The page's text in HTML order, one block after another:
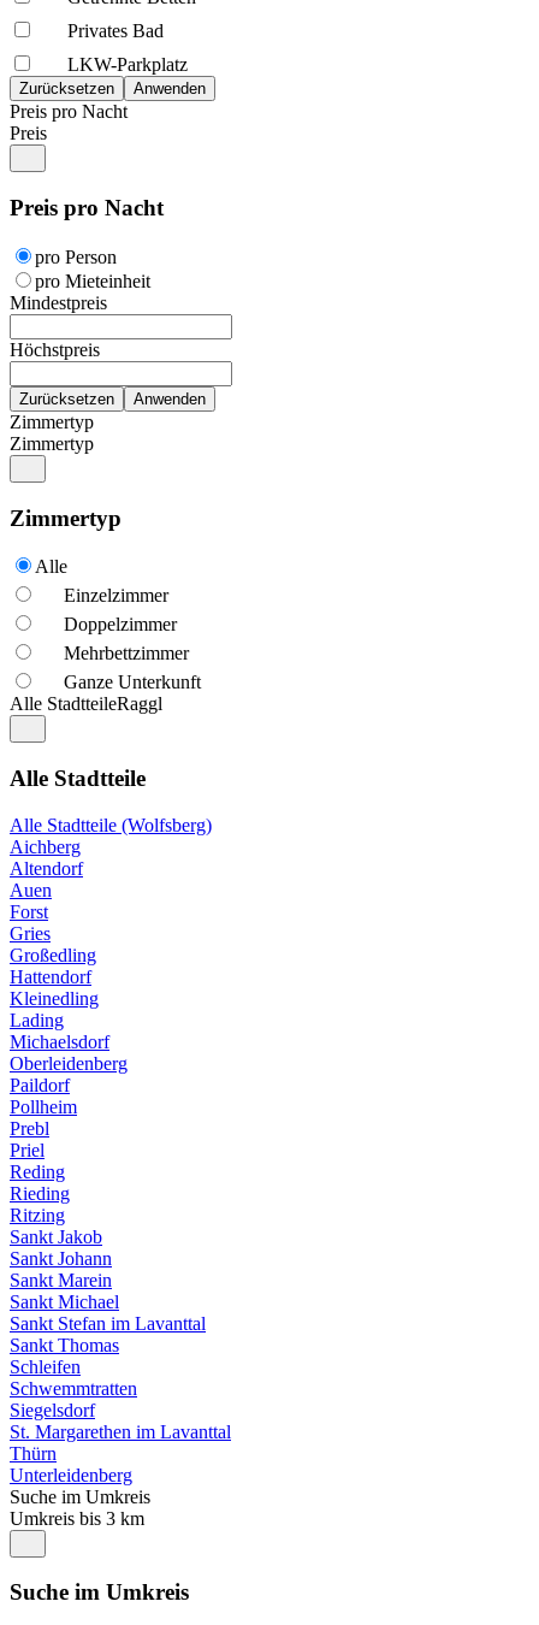
Privates Bad
LKW-Parkplatz
Preis pro Nacht
Preis
Preis pro Nacht
pro Person
pro Mieteinheit
Mindestpreis
Höchstpreis
Zimmertyp
Zimmertyp
Zimmertyp
Alle
Einzelzimmer
Doppelzimmer
Mehrbettzimmer
Ganze Unterkunft
Alle StadtteileRaggl
Alle Stadtteile
Alle Stadtteile (Wolfsberg)
Aichberg
Altendorf
Auen
Forst
Gries
Großedling
Hattendorf
Kleinedling
Lading
Michaelsdorf
Oberleidenberg
Paildorf
Pollheim
Prebl
Priel
Reding
Rieding
Ritzing
Sankt Jakob
Sankt Johann
Sankt Marein
Sankt Michael
Sankt Stefan im Lavanttal
Sankt Thomas
Schleifen
Schwemmtratten
Siegelsdorf
St. Margarethen im Lavanttal
Thürn
Unterleidenberg
Suche im Umkreis
Umkreis bis 3 km
Suche im Umkreis